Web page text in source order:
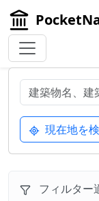
現在地を
フィルター